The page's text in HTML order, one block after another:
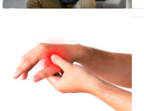
pouce
(maladie